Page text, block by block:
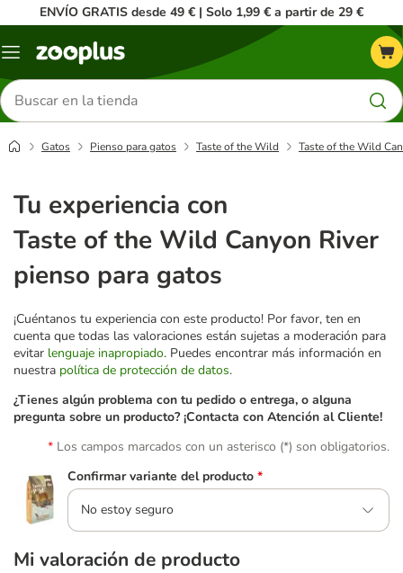
ENVÍO GRATIS desde 49 € | Solo 1,99 € a partir de 29 €
Menú
Buscar
productos
Gatos Pienso para gatos Taste of the Wild Taste of the Wild
Tu experiencia con
Taste of the Wild Canyon River
pienso para gatos
¡Cuéntanos tu experiencia con este producto! Por favor, ten en
cuenta que todas las valoraciones están sujetas a moderación para
evitar lenguaje inapropiado. Puedes encontrar más información en
nuestra política de protección de datos.
¿Tienes algún problema con tu pedido o entrega, o alguna
pregunta sobre un producto? ¡Contacta con Atención al Cliente!
Los campos marcados con un asterisco (*) son obligatorios.
Confirmar variante del producto *
No estoy seguro
Mi valoración de producto